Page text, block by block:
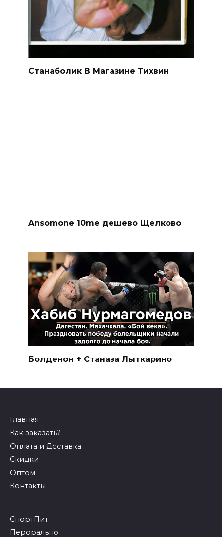
Станаболик В Магазине Тихвин
Ansomone 10me дешево Щелково
Болденон + Станаза Лыткарино
Главная
Как заказать?
Оплата и Доставка
Скидки
Оптом
Контакты
СпортПит
Перорально